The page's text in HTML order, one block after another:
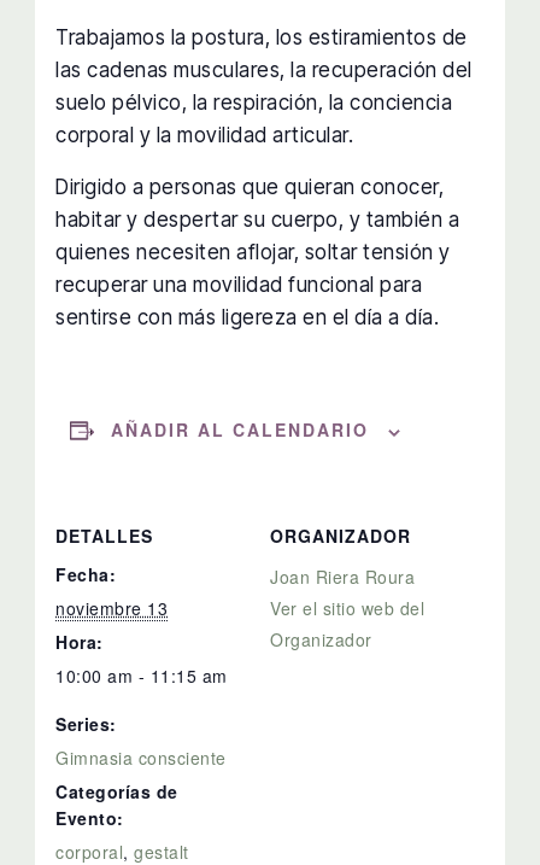
Trabajamos la postura, los estiramientos de
las cadenas musculares, la recuperación del
suelo pélvico, la respiración, la conciencia
corporal y la movilidad articular.
Dirigido a personas que quieran conocer,
habitar y despertar su cuerpo, y también a
quienes necesiten aflojar, soltar tensión y
recuperar una movilidad funcional para
sentirse con más ligereza en el día a día.
AÑADIR AL CALENDARIO
DETALLES
Fecha:
noviembre 13
Hora:
10:00 am - 11:15 am
Series:
Gimnasia consciente
Categorías de
Evento:
corporal,gestalt
ORGANIZADOR
Joan Riera Roura
Ver el sitio web del
Organizador